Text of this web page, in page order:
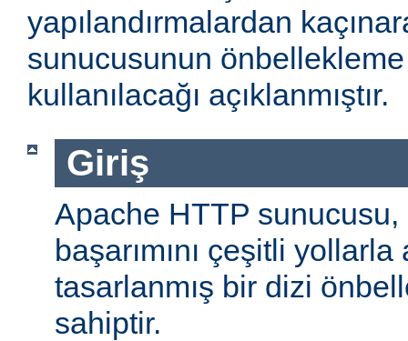
yapılandırmalardan
sunucusunun
kullanılacağı açıklanmıştır.
Giriş
Apache HTTP
başarımını çeşitli
tasarlanmış bir dizi
sahiptir.